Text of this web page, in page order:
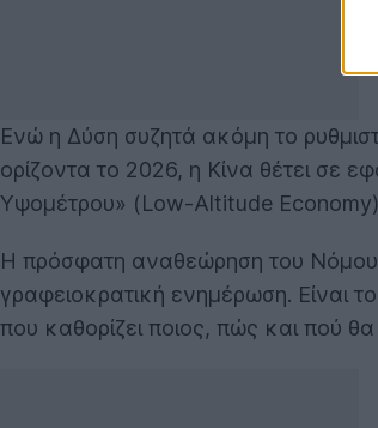
Ενώ η Δύση συζητά ακόμη το
ορίζοντα το 2026, η Κίνα θέτει σε
Υψομέτρου» (Low-Altitude Economy)
Η πρόσφατη αναθεώρηση του Νόμου
γραφειοκρατική ενημέρωση. Είναι
που καθορίζει ποιος, πώς και πού